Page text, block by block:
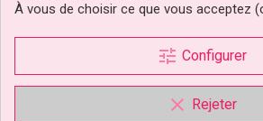
Régimes Alimentaires Halal
CLIQUEZ ICI POUR LAISSER UN
À vous de choisir ce que vous acceptez
tune Configurer
clear Rejeter